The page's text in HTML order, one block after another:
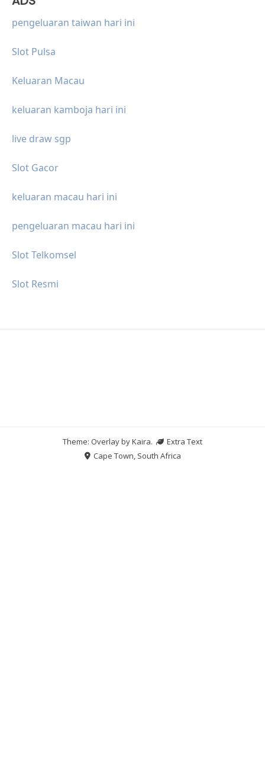
pengeluaran taiwan hari ini
Slot Pulsa
Keluaran Macau
keluaran kamboja hari ini
live draw sgp
Slot Gacor
keluaran macau hari ini
pengeluaran macau hari ini
Slot Telkomsel
Slot Resmi
Theme: Overlay byKaira.
Extra Text
Cape Town, South Africa